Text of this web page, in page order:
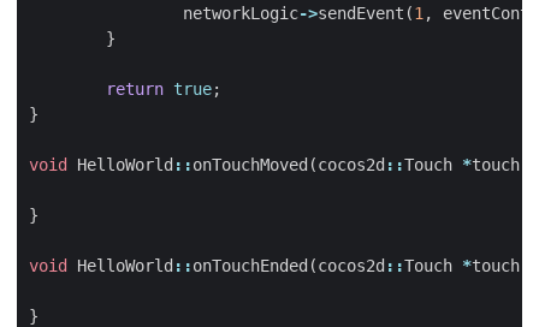
networkLogic->sendEvent (1 ,
}
return true;
}
void HelloWorld ::onTouchMoved (cocos2d ::Touch *touch
}
void HelloWorld ::onTouchEnded (cocos2d ::Touch *touch
}